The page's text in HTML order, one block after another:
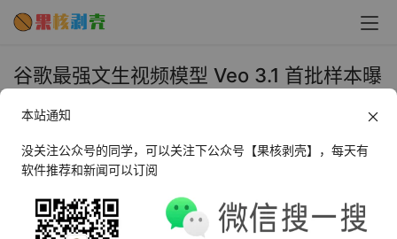
谷歌最强文生视频模型 Veo 3.1 首批样本曝
2025年10月11日 上午9:58 • AI相关
AI摘要
本站通知
没关注公众号的同学，可以关注下公众号【果核剥壳】，每天有
软件推荐和新闻可以订阅